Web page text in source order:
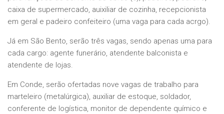
caixa de supermercado, auixiliar de cozinha, recepcionista
em geral e padeiro confeiteiro (uma vaga para cada acrgo).
Já em São Bento, serão três vagas, sendo apenas uma para
cada cargo: agente funerário, atendente balconista e
atendente de lojas.
Em Conde, serão ofertadas nove vagas de trabalho para
marteleiro (metalúrgica), auxiliar de estoque, soldador,
conferente de logística, monitor de dependente químico e